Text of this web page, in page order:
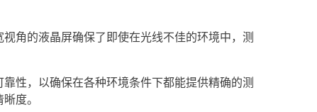
角的液晶屏确保了即使在光线不佳的环境中，测
性，以确保在各种环境条件下都能提供精确的测
度。